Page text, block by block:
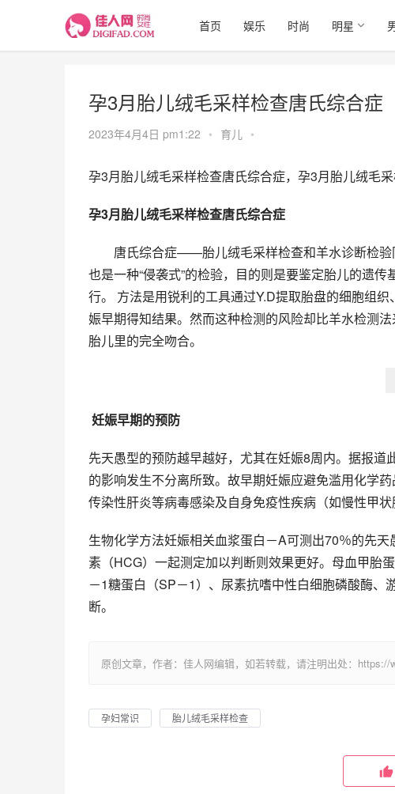
首页 娱乐 时尚 明星
孕3月胎儿绒毛采样检查唐氏综合症
2023年4月4日 pm1:22 • 育儿 •
孕3月胎儿绒毛采样检查唐氏综合症，孕3月胎儿绒毛
孕3月胎儿绒毛采样检查唐氏综合症
唐氏综合症——胎儿绒毛采样检查和羊水诊断检验
也是一种“侵袭式”的检验，目的则是要鉴定胎儿的遗
行。 方法是用锐利的工具通过Y.D提取胎盘的细胞组
娠早期得知结果。然而这种检测的风险却比羊水检测
胎儿里的完全吻合。
妊娠早期的预防
先天愚型的预防越早越好，尤其在妊娠8周内。据报
的影响发生不分离所致。故早期妊娠应避免滥用化学
传染性肝炎等病毒感染及自身免疫性疾病（如慢性甲状
生物化学方法妊娠相关血浆蛋白－A可测出70％的先
素（HCG）一起测定加以判断则效果更好。母血甲胎
－1糖蛋白（SP－1）、尿素抗嗜中性白细胞磷酸酶
断。
原创文章，作者：佳人网编辑，如若转载，请注明出处：
孕妇常识 胎儿绒毛采样检查